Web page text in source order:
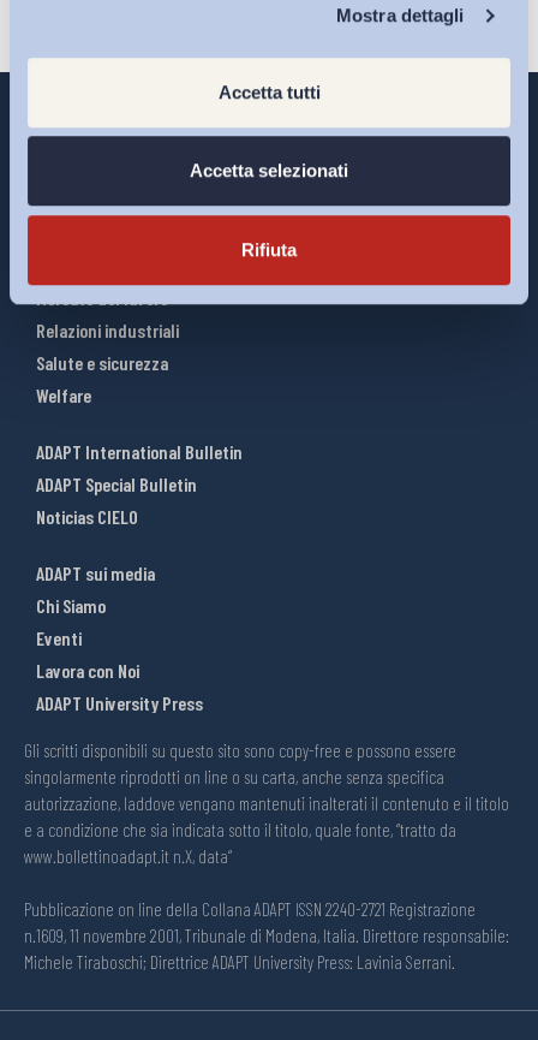
Mostra dettagli
Accetta tutti
Accetta selezionati
Rifiuta
Interventi ADAPT
Relazioni industriali
Salute e sicurezza
Welfare
ADAPT International Bulletin
ADAPT Special Bulletin
Noticias CIELO
ADAPT sui media
Chi Siamo
Eventi
Lavora con Noi
ADAPT University Press
Gli scritti disponibili su questo sito sono copy-free e possono essere
singolarmente riprodotti on line o su carta, anche senza specifica
autorizzazione, laddove vengano mantenuti inalterati il contenuto e il titolo
e a condizione che sia indicata sotto il titolo, quale fonte, “tratto da
www.bollettinoadapt.it n.X, data“
Pubblicazione on line della Collana ADAPT ISSN 2240-2721 Registrazione
n.1609, 11 novembre 2001, Tribunale di Modena, Italia. Direttore responsabile:
Michele Tiraboschi; Direttrice ADAPT University Press: Lavinia Serrani.